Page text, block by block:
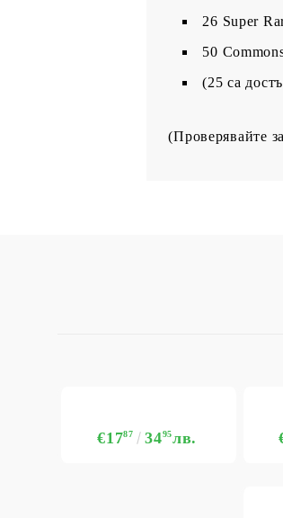
26 Super
50
(25 са
(Проверявайте
€1787 3495лв.